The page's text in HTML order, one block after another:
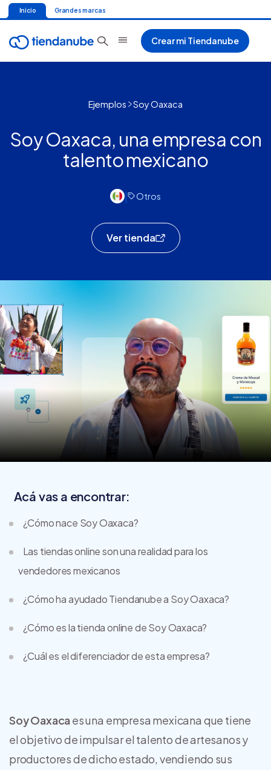
Inicio Grandes marcas
Crear mi Tiendanube
Ejemplos Soy Oaxaca
Soy Oaxaca, una empresa con
talento mexicano
| Otros
Ver tienda
Acá vas a encontrar:
¿Cómo nace Soy Oaxaca?
Las tiendas online son una realidad para los
vendedores mexicanos
¿Cómo ha ayudado Tiendanube a Soy Oaxaca?
¿Cómo es la tienda online de Soy Oaxaca?
¿Cuál es el diferenciador de esta empresa?
Soy Oaxaca es una empresa mexicana que tiene
el objetivo de impulsar el talento de artesanos y
productores de dicho estado, vendiendo sus